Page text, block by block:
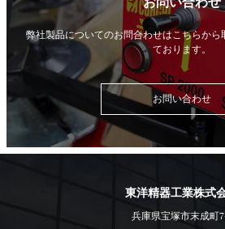
弊社製品についてのお問合わせはこちらから
ております。
お問い合わせ
東洋精器工業株式
兵庫県宝塚市末成町